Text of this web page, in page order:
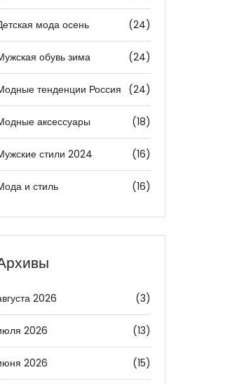
мода осень (24)
обувь зима (24)
тенденции Россия (24)
аксессуары (18)
стили 2024 (16)
и стиль (16)
2026 (3)
2026 (13)
2026 (15)